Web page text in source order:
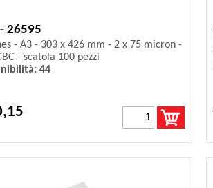
26595
- A3 - 303 x 426 mm - 2 x 75 micron -
- scatola 100 pezzi
44